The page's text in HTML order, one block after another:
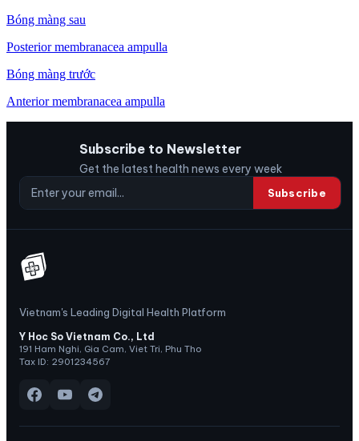
Bóng màng sau
Posterior membranacea ampulla
Bóng màng trước
Anterior membranacea ampulla
Subscribe to Newsletter
Get the latest health news every week
Subscribe
Vietnam's Leading Digital Health Platform
Y Hoc So Vietnam Co., Ltd
191 Ham Nghi, Gia Cam, Viet Tri, Phu Tho
Tax ID: 2901234567